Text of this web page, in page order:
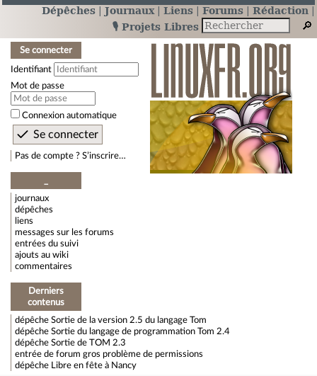
Dépêches Journaux Liens Forums
Rédaction
🎙️ Projets Libres
Se connecter
Identifiant
Mot de passe
Connexion automatique
Pas de compte ? S’inscrire…
journaux
dépêches
liens
messages sur les forums
entrées du suivi
ajouts au wiki
commentaires
Derniers
contenus
dépêche Sortie de la version 2.5 du langage Tom
dépêche Sortie du langage de programmation Tom 2.4
dépêche Sortie de TOM 2.3
entrée de forum gros problème de permissions
dépêche
Libre en fête à Nancy